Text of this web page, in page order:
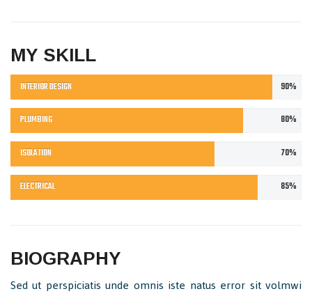
MY SKILL
INTERIOR DESIGN 90%
PLUMBING 80%
ISOLATION 70%
ELECTRICAL 85%
BIOGRAPHY
Sed ut perspiciatis unde omnis iste natus error sit volmwi